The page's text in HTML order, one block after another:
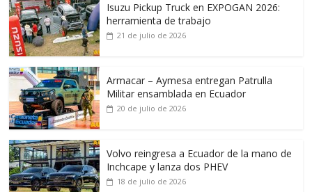
Isuzu Pickup Truck en EXPOGAN 2026:
herramienta de trabajo
21 de julio de 2026
Armacar – Aymesa entregan Patrulla
Militar ensamblada en Ecuador
20 de julio de 2026
Volvo reingresa a Ecuador de la mano de
Inchcape y lanza dos PHEV
18 de julio de 2026